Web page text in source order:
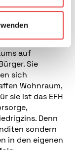
Bürgerinnen
belegt
jährlich rund
auf
Sie
sich
Wohnraum,
sie ist das EFH
Denn
sondern
in den eigenen